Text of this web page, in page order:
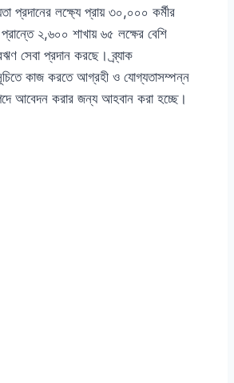
প্রদানের লক্ষ্যে প্রায় ৩০,০০০ কর্মীর
প্রান্তে ২,৬০০ শাখায় ৬৫ লক্ষের বেশি
সেবা প্রদান করছে। ব্র্যাক
কাজ করতে আগ্রহী ও যোগ্যতাসম্পন্ন
পদে আবেদন করার জন্য আহবান করা হচ্ছে।